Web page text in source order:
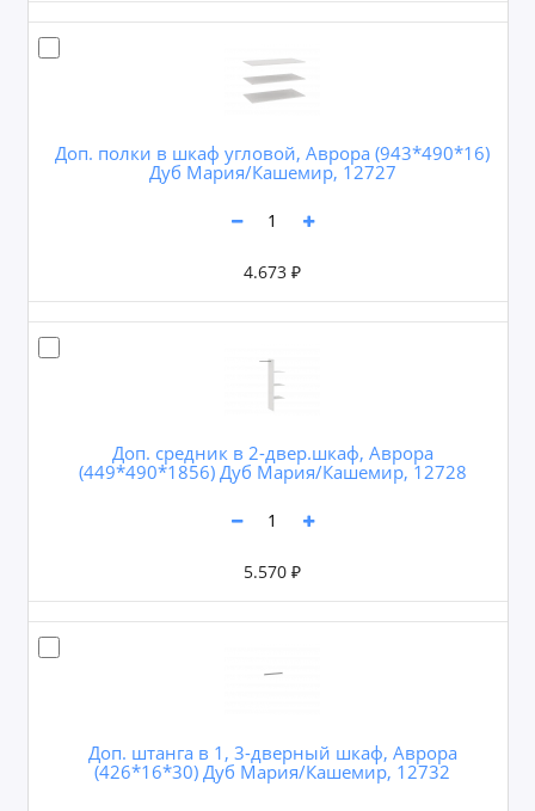
Доп. полки в шкаф угловой, Аврора (943*490*16)
Дуб Мария/Кашемир, 12727
4.673 ₽
Доп. средник в 2-двер.шкаф, Аврора
(449*490*1856) Дуб Мария/Кашемир, 12728
5.570 ₽
Доп. штанга в 1, 3-дверный шкаф, Аврора
(426*16*30) Дуб Мария/Кашемир, 12732